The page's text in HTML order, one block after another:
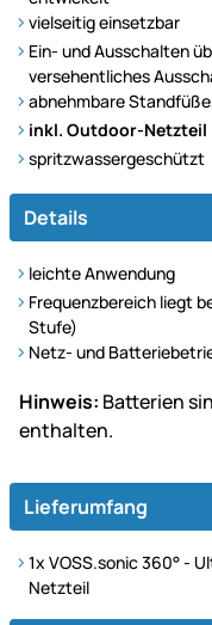
vielseitig einsetzbar
Ein- und Ausschalten
versehentliches
abnehmbare
inkl. Outdoor-Netzteil
spritzwassergeschützt
Details
leichte Anwendung
Frequenzbereich liegt
Stufe)
Netz- und
Hinweis: Batterien
enthalten.
Lieferumfang
1x VOSS.sonic 360° -
Netzteil